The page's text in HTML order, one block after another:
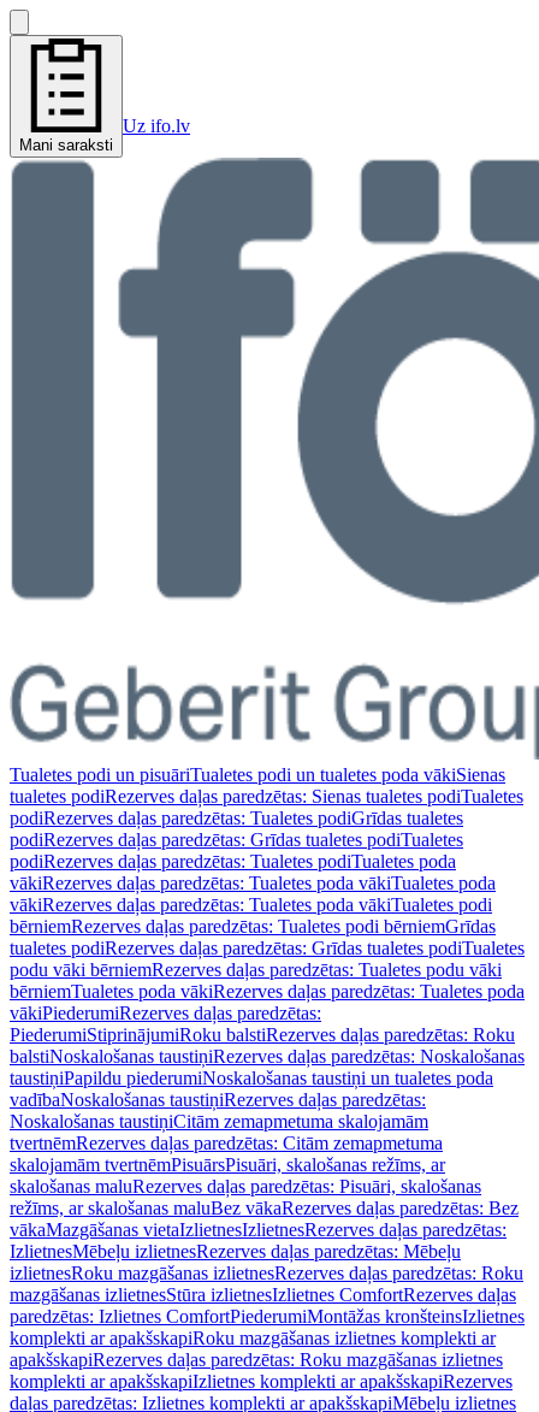
Mani saraksti
Uz ifo.lv
Tualetes podi un pisuāriTualetes podi un tualetes poda vākiSienas
tualetes podiRezerves daļas paredzētas: Sienas tualetes podiTualetes
podiRezerves daļas paredzētas: Tualetes podiGrīdas tualetes
podiRezerves daļas paredzētas: Grīdas tualetes podiTualetes
podiRezerves daļas paredzētas: Tualetes podiTualetes poda
vākiRezerves daļas paredzētas: Tualetes poda vākiTualetes poda
vākiRezerves daļas paredzētas: Tualetes poda vākiTualetes podi
bērniemRezerves daļas paredzētas: Tualetes podi bērniemGrīdas
tualetes podiRezerves daļas paredzētas: Grīdas tualetes podiTualetes
podu vāki bērniemRezerves daļas paredzētas: Tualetes podu vāki
bērniemTualetes poda vākiRezerves daļas paredzētas: Tualetes poda
vākiPiederumiRezerves daļas paredzētas:
PiederumiStiprinājumiRoku balstiRezerves daļas paredzētas: Roku
balstiNoskalošanas taustiņiRezerves daļas paredzētas: Noskalošanas
taustiņiPapildu piederumiNoskalošanas taustiņi un tualetes poda
vadībaNoskalošanas taustiņiRezerves daļas paredzētas:
Noskalošanas taustiņiCitām zemapmetuma skalojamām
tvertnēmRezerves daļas paredzētas: Citām zemapmetuma
skalojamām tvertnēmPisuārsPisuāri, skalošanas režīms, ar
skalošanas maluRezerves daļas paredzētas: Pisuāri, skalošanas
režīms, ar skalošanas maluBez vākaRezerves daļas paredzētas: Bez
vākaMazgāšanas vietaIzlietnesIzlietnesRezerves daļas paredzētas:
IzlietnesMēbeļu izlietnesRezerves daļas paredzētas: Mēbeļu
izlietnesRoku mazgāšanas izlietnesRezerves daļas paredzētas: Roku
mazgāšanas izlietnesStūra izlietnesIzlietnes ComfortRezerves daļas
paredzētas: Izlietnes ComfortPiederumiMontāžas kronšteinsIzlietnes
komplekti ar apakšskapiRoku mazgāšanas izlietnes komplekti ar
apakšskapiRezerves daļas paredzētas: Roku mazgāšanas izlietnes
komplekti ar apakšskapiIzlietnes komplekti ar apakšskapiRezerves
daļas paredzētas: Izlietnes komplekti ar apakšskapiMēbeļu izlietnes